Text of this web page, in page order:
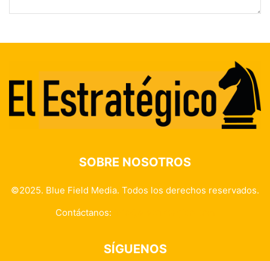
SOBRE NOSOTROS
©2025. Blue Field Media. Todos los derechos reservados.
Contáctanos:
SÍGUENOS